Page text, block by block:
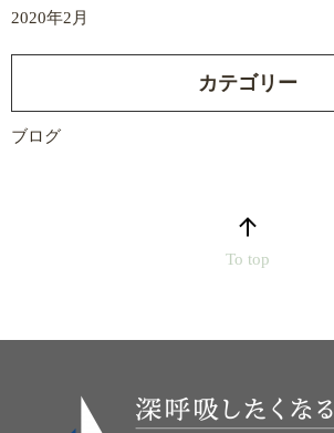
2020年2月
カテゴリー
ブログ
To top